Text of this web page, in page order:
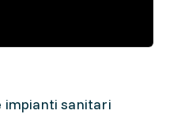
impianti sanitari